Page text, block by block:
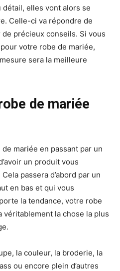
elles vont alors se
Celle-ci va répondre de
précieux conseils. Si vous
votre robe de mariée,
sera la meilleure
de mariée
mariée en passant par un
un produit vous
passera d’abord par un
en bas et qui vous
la tendance, votre robe
véritablement la chose la plus
la couleur, la broderie, la
ou encore plein d’autres